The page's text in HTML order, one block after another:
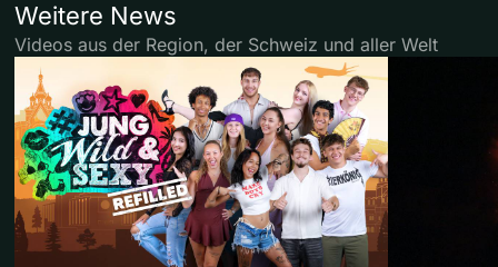
Weitere News
Videos aus der Region, der Schweiz und aller Welt